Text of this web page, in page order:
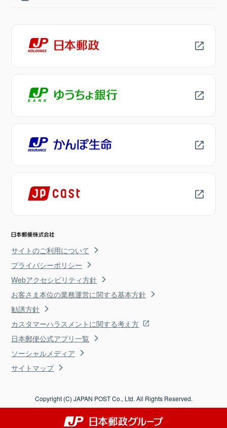
サイトのご利用について
プライバシーポリシー
Webアクセシビリティ方針
お客さま本位の業務運営に関する基本方針
勧誘方針
カスタマーハラスメントに関する考え方
日本郵便公式アプリ一覧
ソーシャルメディア
サイトマップ
Copyright (C) JAPAN POST Co., Ltd. All Rights Reserved.